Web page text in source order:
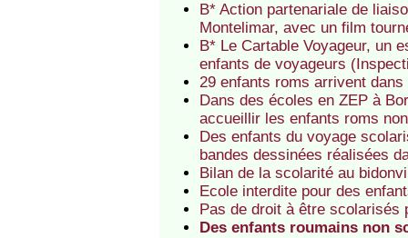
B* Action partenariale de
Montelimar, avec un film
B* Le Cartable Voyageur, un
enfants de voyageurs
29 enfants roms arrivent
Dans des écoles en ZEP à
accueillir les enfants roms
Des enfants du voyage
bandes dessinées réalisées
Bilan de la scolarité au
Ecole interdite pour des
Pas de droit à être scolarisés
Des enfants roumains non